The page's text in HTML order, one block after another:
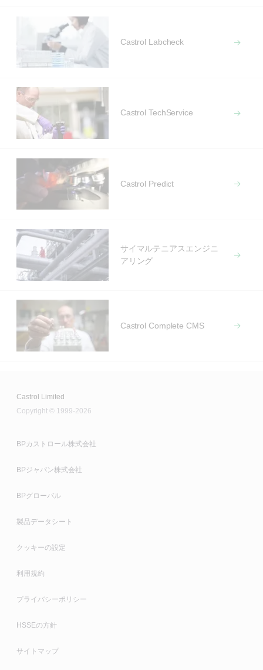
Castrol Labcheck
Castrol TechService
Castrol Predict
サイマルテニアスエンジニ
アリング
Castrol Complete CMS
Castrol Limited
Copyright © 1999-2026
BPカストロール株式会社
BPジャパン株式会社
BPグローバル
製品データシート
クッキーの設定
利用規約
プライバシーポリシー
HSSEの方針
サイトマップ